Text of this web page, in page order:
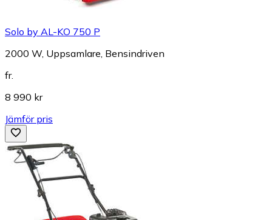
Solo by AL-KO 750 P
2000 W, Uppsamlare, Bensindriven
fr.
8 990 kr
Jämför pris